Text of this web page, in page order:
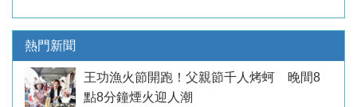
熱門新聞
王功漁火節開跑！父親節千人烤蚵 晚間8
點8分鐘煙火迎人潮